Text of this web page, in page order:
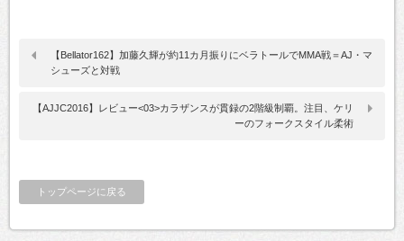
【Bellator162】加藤久輝が約11カ月振りにベラトールでMMA戦＝AJ・マ
シューズと対戦
【AJJC2016】レビュー<03>カラザンスが貫録の2階級制覇。注目、ケリ
ーのフォークスタイル柔術
トップページに戻る